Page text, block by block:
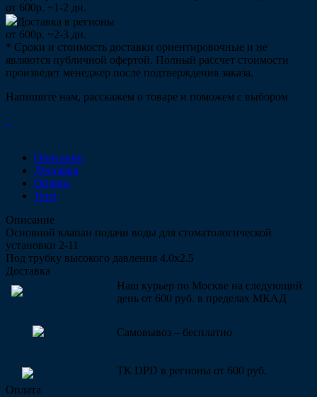
от 600р. ~1-2 дн.
Доставка в регионы
от 600р. ~2-3 дн.
* Сроки и стоимость доставки ориентировочные и не
являются публичной офертой. Полный рассчет стоимости
произведет менеджер после подтверждения заказа.
Напишите нам, расскажем о товаре и поможем с выбором
Описание
Доставка
Оплата
Теги
Описание
Основной клапан подачи воды для стоматологической
установки 2-11
Под трубку высокого давления 4.0х2.5
Доставка
Наш курьер по Москве на следующий
день от 600 руб. в пределах МКАД
Самовывоз – бесплатно
ТК DPD в регионы от 600 руб.
Оплата